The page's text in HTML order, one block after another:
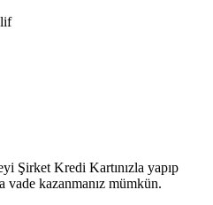
Şirket Kredi Kartınızla yapıp
kazanmanız mümkün.